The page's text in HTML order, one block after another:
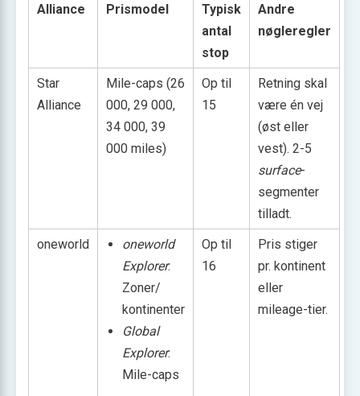
Alliance Pris­model
Typisk
antal
stop
Andre
nøgleregler
Star
Alliance
Mile-caps (26
000, 29 000,
34 000, 39
000 miles)
Op til
15
Retning skal
være én vej
(øst eller
vest). 2-5
surface-
segmenter
tilladt.
oneworld
oneworld
Explorer:
Zoner/
kontinenter
Global
Explorer:
Mile-caps
Op til
16
Pris stiger
pr. kontinent
eller
mileage-tier.